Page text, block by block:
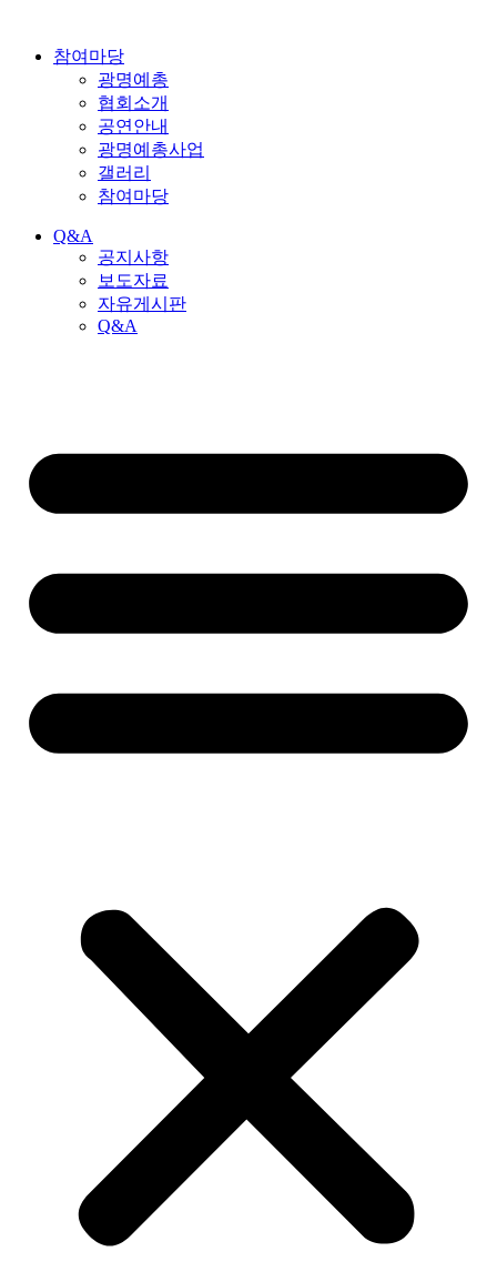
참여마당
광명예총
협회소개
공연안내
광명예총사업
갤러리
참여마당
Q&A
공지사항
보도자료
자유게시판
Q&A